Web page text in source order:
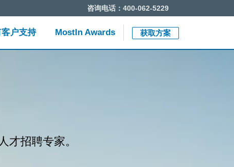
Close jump
咨询电话：400-062-5229
户支持 MostIn Awards 获取方案
才招聘专家。